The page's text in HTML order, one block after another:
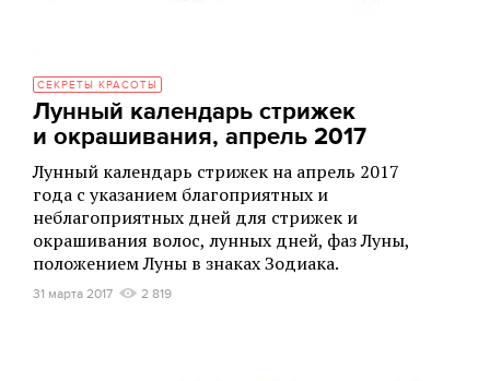
СЕКРЕТЫ КРАСОТЫ
Лунный календарь стрижек
и окрашивания, апрель 2017
Лунный календарь стрижек на апрель 2017
года с указанием благоприятных и
неблагоприятных дней для стрижек и
окрашивания волос, лунных дней, фаз Луны,
положением Луны в знаках Зодиака.
31 марта 2017 2 819